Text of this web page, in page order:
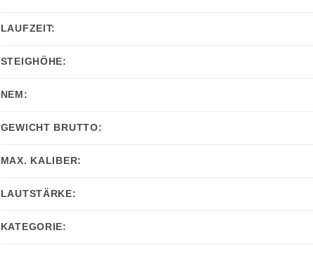
LAUFZEIT:
STEIGHÖHE:
NEM:
GEWICHT BRUTTO:
MAX. KALIBER:
LAUTSTÄRKE:
KATEGORIE: